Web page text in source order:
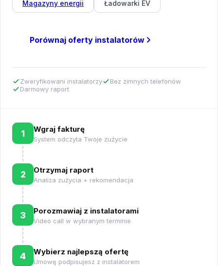
Magazyny energii Ładowarki EV
Porównaj oferty instalatorów
Zweryfikowani instalatorzy
Bez zimnych telefonów
Darmowy raport
1 Wgraj fakturę
System odczyta Twoje zużycie
2 Otrzymaj raport
Analiza zużycia + rekomendacja
3 Porozmawiaj z instalatorami
Video call w wybranym terminie
4 Wybierz najlepszą ofertę
Umowę podpisujesz z instalatorem